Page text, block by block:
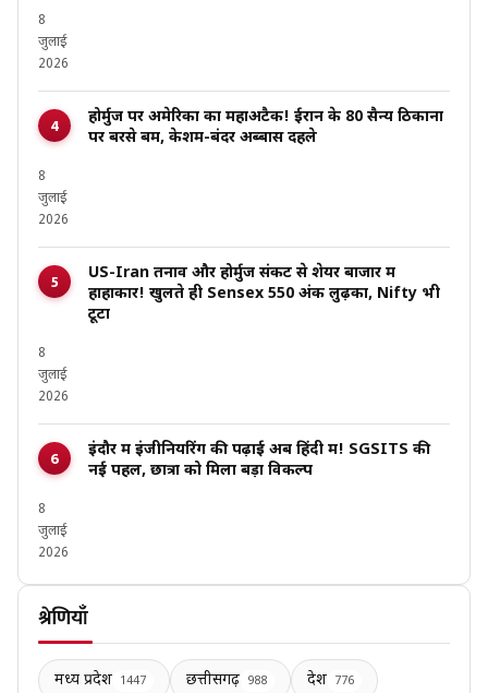
8
जुलाई
2026
होर्मुज पर अमेरिका का महाअटैक! ईरान के 80 सैन्य ठिकानों
पर बरसे बम, केशम-बंदर अब्बास दहले
8
जुलाई
2026
US-Iran तनाव और होर्मुज संकट से शेयर बाजार में
हाहाकार! खुलते ही Sensex 550 अंक लुढ़का, Nifty भी
टूटा
8
जुलाई
2026
इंदौर में इंजीनियरिंग की पढ़ाई अब हिंदी में! SGSITS की
नई पहल, छात्रों को मिला बड़ा विकल्प
8
जुलाई
2026
श्रेणियाँ
मध्य प्रदेश 1447 छत्तीसगढ़ 988 देश 776